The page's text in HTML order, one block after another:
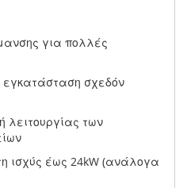
για πολλές
εγκατάσταση σχεδόν
των
ισχύς έως 24kW (ανάλογα